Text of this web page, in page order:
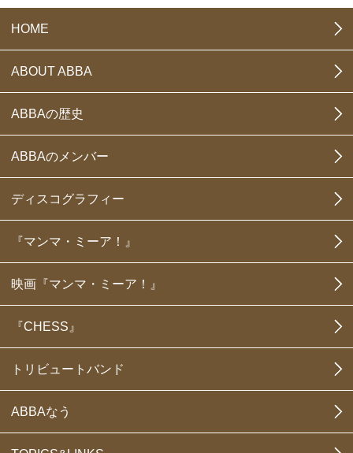
HOME
ABOUT ABBA
ABBAの歴史
ABBAのメンバー
ディスコグラフィー
『マンマ・ミーア！』
映画『マンマ・ミーア！』
『CHESS』
トリビュートバンド
ABBAなう